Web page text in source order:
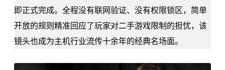
即正式完成。全程没有联网验证、没有权限锁区，简单
开放的规则精准回应了玩家对二手游戏限制的担忧，该
镜头也成为主机行业流传十余年的经典名场面。